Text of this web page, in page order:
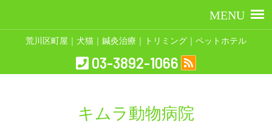
荒川区町屋｜犬猫｜鍼灸治療｜トリミング｜ペットホテル
03-3892-1066
キムラ動物病院